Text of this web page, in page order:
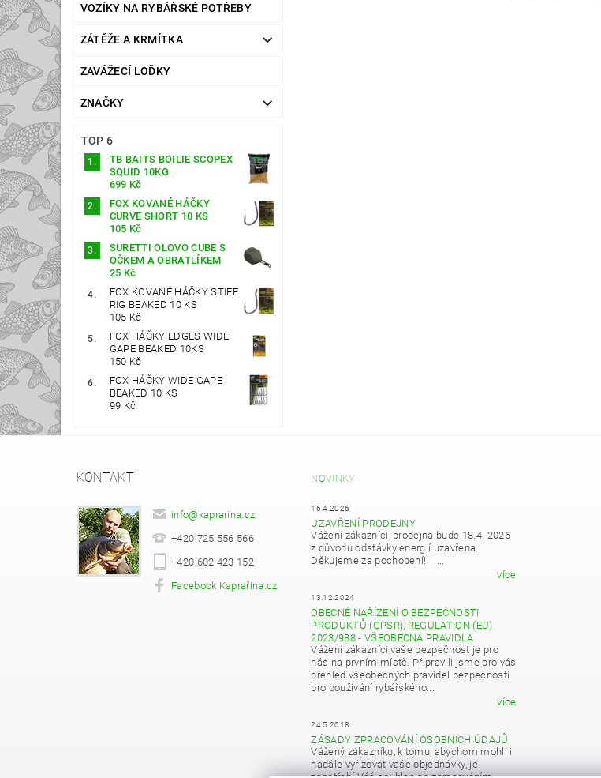
VOZÍKY NA RYBÁŘSKÉ POTŘEBY
ZÁTĚŽE A KRMÍTKA
ZAVÁŽECÍ LOĎKY
ZNAČKY
TOP 6
TB BAITS BOILIE SCOPEX
SQUID 10KG
699 Kč
FOX KOVANÉ HÁČKY
CURVE SHORT 10 KS
105 Kč
SURETTI OLOVO CUBE S
OČKEM A OBRATLÍKEM
25 Kč
FOX KOVANÉ HÁČKY STIFF
RIG BEAKED 10 KS
105 Kč
FOX HÁČKY EDGES WIDE
GAPE BEAKED 10KS
150 Kč
FOX HÁČKY WIDE GAPE
BEAKED 10 KS
99 Kč
KONTAKT
info@kaprarina.cz
+420 725 556 566
+420 602 423 152
Facebook Kaprařina.cz
NOVINKY
16.4.2026
UZAVŘENÍ PRODEJNY
Vážení zákazníci, prodejna bude 18.4. 2026
z důvodu odstávky energií uzavřena.
Děkujeme za pochopení! ...
více
13.12.2024
OBECNÉ NAŘÍZENÍ O BEZPEČNOSTI
PRODUKTŮ (GPSR), REGULATION (EU)
2023/988 - VŠEOBECNÁ PRAVIDLA
Vážení zákazníci,vaše bezpečnost je pro
nás na prvním místě. Připravili jsme pro vás
přehled všeobecných pravidel bezpečnosti
pro používání rybářského...
více
24.5.2018
ZÁSADY ZPRACOVÁNÍ OSOBNÍCH ÚDAJŮ
Vážený zákazníku, k tomu, abychom mohli i
nadále vyřizovat vaše objednávky, je